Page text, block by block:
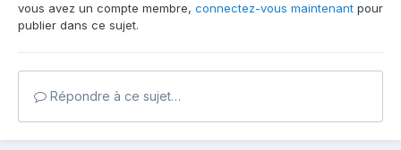
vous avez un compte membre, connectez-vous maintenant pour
publier dans ce sujet.
Répondre à ce sujet…